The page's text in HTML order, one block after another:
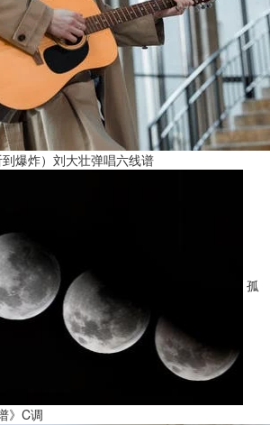
爆炸）刘大壮弹唱六线谱
孤
》C调